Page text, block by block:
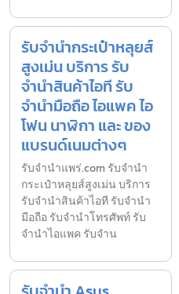
รับจำนำกระเป๋าหลุยส์
สูงเม่น บริการ รับ
จำนำสินค้าไอที รับ
จำนำมือถือ ไอแพค ไอ
โฟน นาฬิกา และ ของ
แบรนด์เนมต่างๆ
รับจํานําแพร่.com รับจำนำ
กระเป๋าหลุยส์สูงเม่น บริการ
รับจำนำสินค้าไอที รับจำนำ
มือถือ รับจำนำโทรศัพท์ รับ
จำนำไอแพค รับจำน